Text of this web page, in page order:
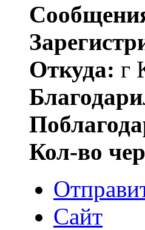
Откуда: г
Кол-во
Сайт